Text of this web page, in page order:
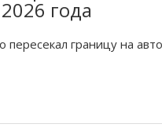
года
пересекал границу на